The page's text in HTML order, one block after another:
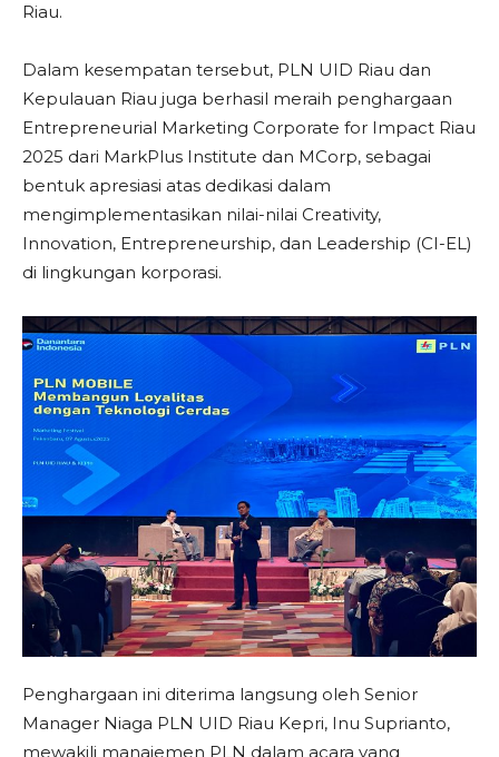
Riau.
Dalam kesempatan tersebut, PLN UID Riau dan
Kepulauan Riau juga berhasil meraih penghargaan
Entrepreneurial Marketing Corporate for Impact Riau
2025 dari MarkPlus Institute dan MCorp, sebagai
bentuk apresiasi atas dedikasi dalam
mengimplementasikan nilai-nilai Creativity,
Innovation, Entrepreneurship, dan Leadership (CI-EL)
di lingkungan korporasi.
Penghargaan ini diterima langsung oleh Senior
Manager Niaga PLN UID Riau Kepri, Inu Suprianto,
mewakili manajemen PLN dalam acara yang